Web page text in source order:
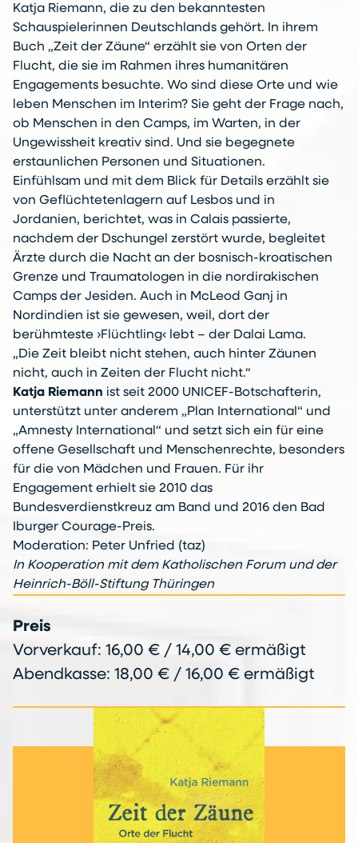
Katja Riemann, die zu den bekanntesten
Schauspielerinnen Deutschlands gehört. In ihrem
Buch „Zeit der Zäune“ erzählt sie von Orten der
Flucht, die sie im Rahmen ihres humanitären
Engagements besuchte. Wo sind diese Orte und wie
leben Menschen im Interim? Sie geht der Frage nach,
ob Menschen in den Camps, im Warten, in der
Ungewissheit kreativ sind. Und sie begegnete
erstaunlichen Personen und Situationen.
Einfühlsam und mit dem Blick für Details erzählt sie
von Geflüchtetenlagern auf Lesbos und in
Jordanien, berichtet, was in Calais passierte,
nachdem der Dschungel zerstört wurde, begleitet
Ärzte durch die Nacht an der bosnisch-kroatischen
Grenze und Traumatologen in die nordirakischen
Camps der Jesiden. Auch in McLeod Ganj in
Nordindien ist sie gewesen, weil, dort der
berühmteste ›Flüchtling‹ lebt – der Dalai Lama.
„Die Zeit bleibt nicht stehen, auch hinter Zäunen
nicht, auch in Zeiten der Flucht nicht.“
Katja Riemann ist seit 2000 UNICEF-Botschafterin,
unterstützt unter anderem „Plan International“ und
„Amnesty International“ und setzt sich ein für eine
offene Gesellschaft und Menschenrechte, besonders
für die von Mädchen und Frauen. Für ihr
Engagement erhielt sie 2010 das
Bundesverdienstkreuz am Band und 2016 den Bad
Iburger Courage-Preis.
Moderation: Peter Unfried (taz)
In Kooperation mit dem Katholischen Forum und der
Heinrich-Böll-Stiftung Thüringen
Preis
Vorverkauf: 16,00 € / 14,00 € ermäßigt
Abendkasse: 18,00 € / 16,00 € ermäßigt